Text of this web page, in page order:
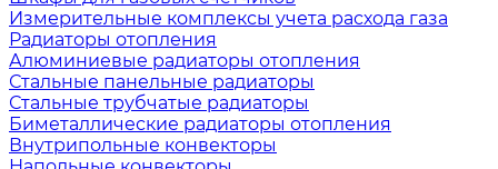
Измерительные комплексы учета расхода газа
Радиаторы отопления
Алюминиевые радиаторы отопления
Стальные панельные радиаторы
Стальные трубчатые радиаторы
Биметаллические радиаторы отопления
Внутрипольные конвекторы